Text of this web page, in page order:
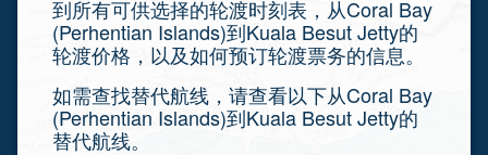
到所有可供选择的轮渡时刻表，从Coral Bay
(Perhentian Islands)到Kuala Besut Jetty的
轮渡价格，以及如何预订轮渡票务的信息。
如需查找替代航线，请查看以下从Coral Bay
(Perhentian Islands)到Kuala Besut Jetty的
替代航线。